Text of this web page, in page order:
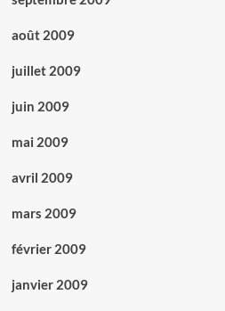
août 2009
juillet 2009
juin 2009
mai 2009
avril 2009
mars 2009
février 2009
janvier 2009